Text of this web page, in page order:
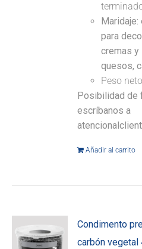
para
cremas y
quesos,
Peso
Posibilidad de
escríbanos a
Añadir al carrito
Condimento
carbón vegetal